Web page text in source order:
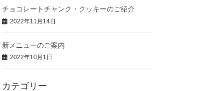
チョコレートチャンク・クッキーのご紹介
2022年11月14日
新メニューのご案内
2022年10月1日
カテゴリー